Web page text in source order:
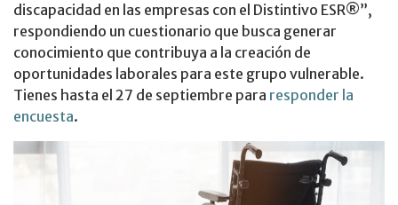
discapacidad en las empresas con el Distintivo ESR®”,
respondiendo un cuestionario que busca generar
conocimiento que contribuya a la creación de
oportunidades laborales para este grupo vulnerable.
Tienes hasta el 27 de septiembre para responder la
encuesta.